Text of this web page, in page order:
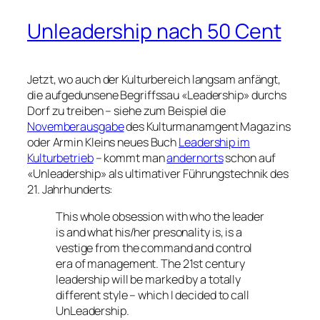
Unleadership nach 50 Cent
Jetzt, wo auch der Kulturbereich langsam anfängt,
die aufgedunsene Begriffssau «Leadership» durchs
Dorf zu treiben – siehe zum Beispiel die
Novemberausgabedes Kulturmanamgent Magazins
oder Armin Kleins neues BuchLeadership im
Kulturbetrieb– kommt manandernortsschon auf
«Unleadership» als ultimativer Führungstechnik des
21. Jahrhunderts:
This whole obsession with who the leader
is and what his/her presonality is, is a
vestige from the command and control
era of management. The 21st century
leadership will be marked by a totally
different style – which I decided to call
UnLeadership.